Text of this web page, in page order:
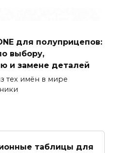
для полуприцепов:
выбору,
и замене деталей
тех имён в мире
таблицы для